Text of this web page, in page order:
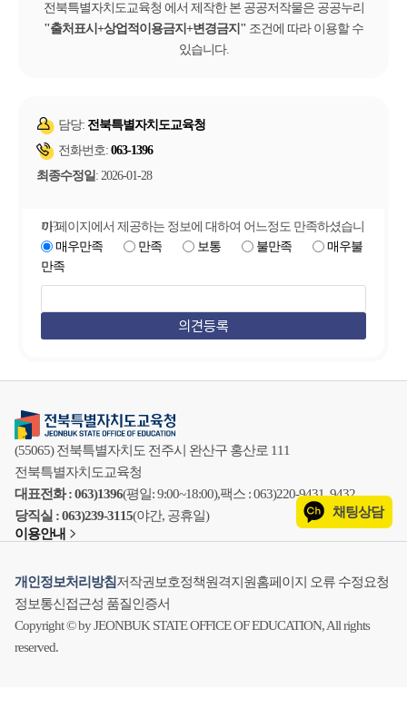
전북특별자치도교육청 에서 제작한 본 공공저작물은 공공누리
출처표시+상업적이용금지+변경금지
조건에 따라 이용할 수
있습니다.
담당: 전북특별자치도교육청
전화번호: 063-1396
최종수정일: 2026-01-28
이 페이지에서 제공하는 정보에 대하여 어느정도 만족하셨습니까?
매우만족
만족 보통 불만족
매우불
만족
(55065) 전북특별자치도 전주시 완산구 홍산로 111
전북특별자치도교육청
대표전화 : 063)1396(평일: 9:00~18:00),팩스 : 063)220-9431, 9432
당직실 : 063)239-3115(야간, 공휴일)
이용안내
채팅상담
개인정보처리방침저작권보호정책원격지원홈페이지 오류 수정요청
정보통신접근성 품질인증서
Copyright © by JEONBUK STATE OFFICE OF EDUCATION, All rights
reserved.